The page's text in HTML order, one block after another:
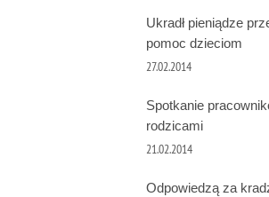
Ukradł pieniądze
pomoc dzieciom
27.02.2014
Spotkanie
rodzicami
21.02.2014
Odpowiedzą za